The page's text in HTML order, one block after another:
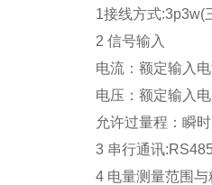
1接线方式:3p3w(
2 信号输入
电流：额定输入
电压：额定输入
允许过量程：瞬
3 串行通讯
4 电量测量范围与